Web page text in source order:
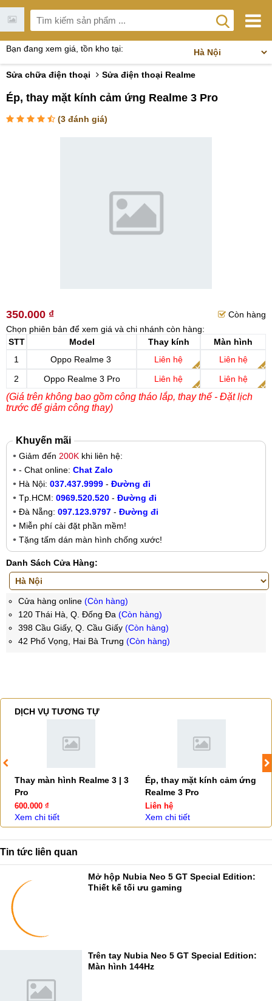
Bạn đang xem giá, tồn kho tại:
Sửa chữa điện thoại Sửa điện thoại Realme
Ép, thay mặt kính cảm ứng Realme 3 Pro
(3 đánh giá)
350.000 ₫
Còn hàng
Chọn phiên bản để xem giá và chi nhánh còn hàng:
STT
Model Thay kính
Màn hình
1
Oppo Realme 3 Liên hệ
Liên hệ
2
Oppo Realme 3 Pro Liên hệ Liên hệ
(Giá trên không bao gồm công tháo lắp, thay thế - Đặt lịch
trước để giảm công thay)
Khuyến mãi
Giảm đến 200K khi liên hệ:
- Chat online: Chat Zalo
Hà Nội: 037.437.9999 - Đường đi
Tp.HCM: 0969.520.520 - Đường đi
Đà Nẵng: 097.123.9797 - Đường đi
Miễn phí cài đặt phần mềm!
Tặng tấm dán màn hình chống xước!
Danh Sách Cửa Hàng:
Cửa hàng online (Còn hàng)
120 Thái Hà, Q. Đống Đa (Còn hàng)
398 Cầu Giấy, Q. Cầu Giấy (Còn hàng)
42 Phố Vọng, Hai Bà Trưng (Còn hàng)
DỊCH VỤ TƯƠNG TỰ
Thay màn hình Realme 3 | 3
Pro
600.000 ₫
Xem chi tiết
Ép, thay mặt kính cảm ứng
Realme 3 Pro
Liên hệ
Xem chi tiết
Tin tức liên quan
Mở hộp Nubia Neo 5 GT Special Edition:
Thiết kế tối ưu gaming
Trên tay Nubia Neo 5 GT Special Edition:
Màn hình 144Hz